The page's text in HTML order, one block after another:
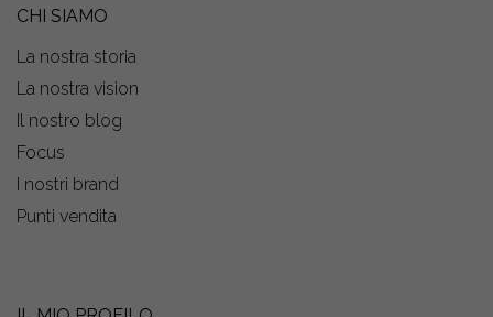
CHI SIAMO
La nostra storia
La nostra vision
Il nostro blog
Focus
I nostri brand
Punti vendita